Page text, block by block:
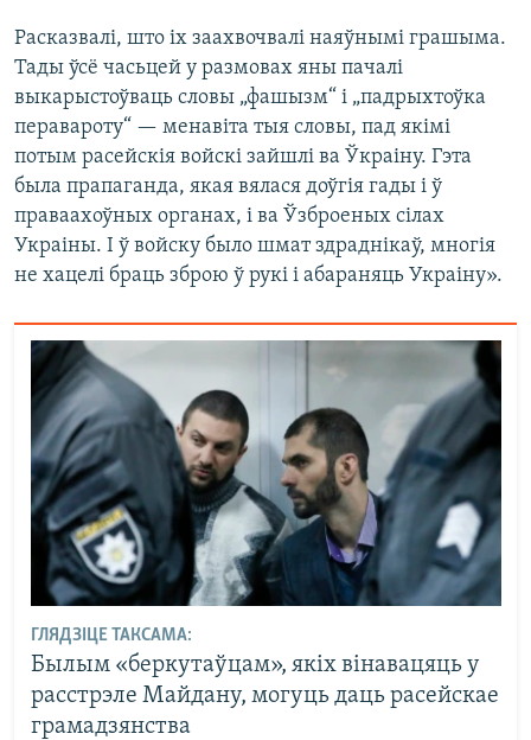
Расказвалі, што іх заахвочвалі наяўнымі грашыма.
Тады ўсё часьцей у размовах яны пачалі
выкарыстоўваць словы „фашызм“ і „падрыхтоўка
перавароту“ — менавіта тыя словы, пад якімі
потым расейскія войскі зайшлі ва Ўкраіну. Гэта
была прапаганда, якая вялася доўгія гады і ў
праваахоўных органах, і ва Ўзброеных сілах
Украіны. І ў войску было шмат здраднікаў, многія
не хацелі браць зброю ў рукі і абараняць Украіну».
ГЛЯДЗІЦЕ ТАКСАМА:
Былым «беркутаўцам», якіх вінавацяць у
расстрэле Майдану, могуць даць расейскае
грамадзянства